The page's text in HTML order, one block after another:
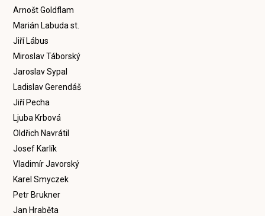
Arnošt Goldflam
Marián Labuda st.
Jiří Lábus
Miroslav Táborský
Jaroslav Sypal
Ladislav Gerendáš
Jiří Pecha
Ljuba Krbová
Oldřich Navrátil
Josef Karlík
Vladimír Javorský
Karel Smyczek
Petr Brukner
Jan Hraběta